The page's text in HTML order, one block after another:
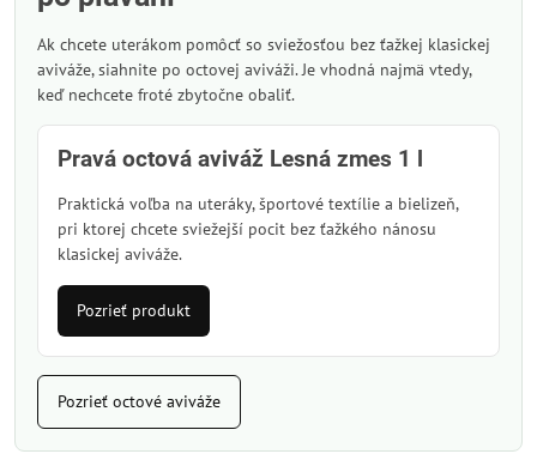
Ak chcete uterákom pomôcť so sviežosťou bez ťažkej klasickej
aviváže, siahnite po octovej aviváži. Je vhodná najmä vtedy,
keď nechcete froté zbytočne obaliť.
Pravá octová aviváž Lesná zmes 1 l
Praktická voľba na uteráky, športové textílie a bielizeň,
pri ktorej chcete sviežejší pocit bez ťažkého nánosu
klasickej aviváže.
Pozrieť produkt
Pozrieť octové aviváže